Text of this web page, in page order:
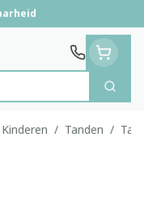
Zoek
Kinderen / Tanden /